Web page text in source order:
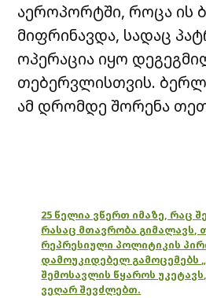
აეროპორტში, როცა ის
მიფრინავდა, სადაც
ოპერაცია იყო
თებერვლისთვის.
ამ დრომდე შორენა
25 წელია ვწერთ იმაზე, რაც
რასაც მთავრობა გიმალავს,
რეპრესიული პოლიტიკის
დამოუკიდებელ გამოცემებს
შემოსავლის წყაროს
ვეღარ შევძლებთ.